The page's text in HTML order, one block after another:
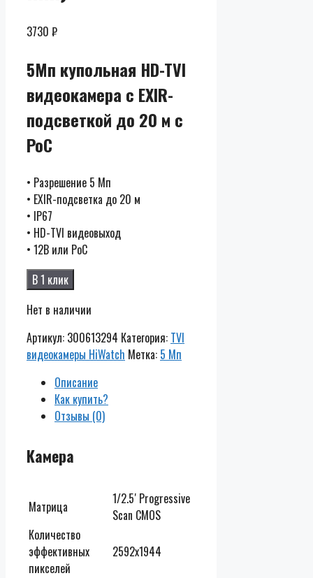
3730 ₽
5Мп купольная HD-TVI
видеокамера с EXIR-
подсветкой до 20 м с
PoC
• Разрешение 5 Мп
• EXIR-подсветка до 20 м
• IP67
• HD-TVI видеовыход
• 12В или PoC
В 1 клик
Нет в наличии
Артикул: 300613294 Категория: TVI
видеокамеры HiWatch Метка: 5 Мп
Описание
Как купить?
Отзывы (0)
Камера
Матрица
1/2.5′ Progressive
Scan CMOS
Количество
эффективных
пикселей
2592х1944